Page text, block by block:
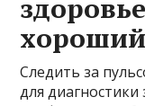
Следить за
для